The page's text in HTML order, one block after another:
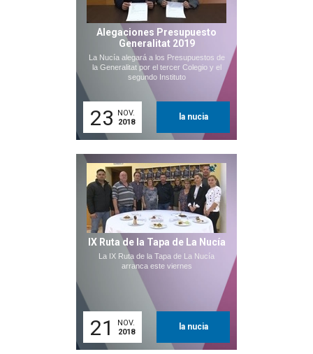
Alegaciones Presupuesto
Generalitat 2019
La Nucía alegará a los Presupuestos de
la Generalitat por el tercer Colegio y el
segundo Instituto
23
NOV.
2018
la nucia
IX Ruta de la Tapa de La Nucía
La IX Ruta de la Tapa de La Nucía
arranca este viernes
21
NOV.
2018
la nucia